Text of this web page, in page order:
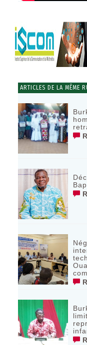
ARTICLES DE LA MÊME